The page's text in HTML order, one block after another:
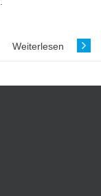
Weiterlesen